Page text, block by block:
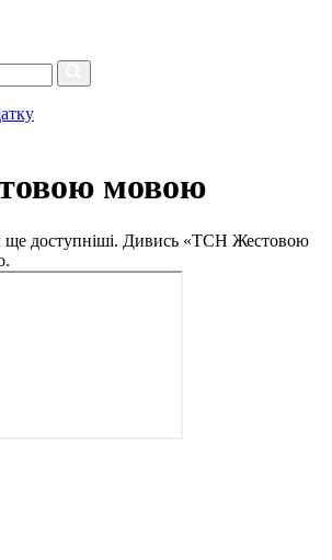
мовою
ще доступніші. Дивись «ТСН Жестовою